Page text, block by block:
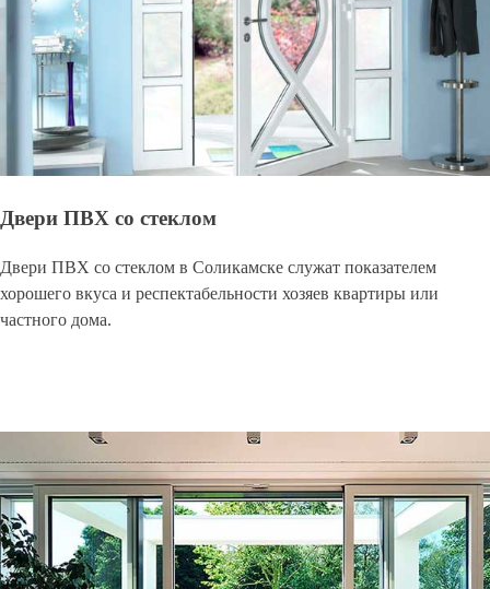
Двери ПВХ со стеклом
Двери ПВХ со стеклом в Соликамске служат показателем
хорошего вкуса и респектабельности хозяев квартиры или
частного дома.